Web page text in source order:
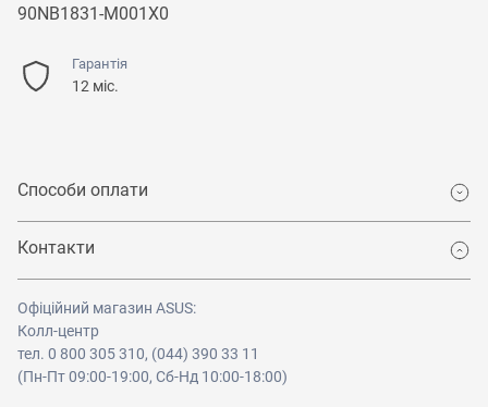
90NB1831-M001X0
Гарантія
12 міс.
Способи оплати
Контакти
Офіційний магазин ASUS:
Колл-центр
тел. 0 800 305 310, (044) 390 33 11
(Пн-Пт 09:00-19:00, Сб-Нд 10:00-18:00)